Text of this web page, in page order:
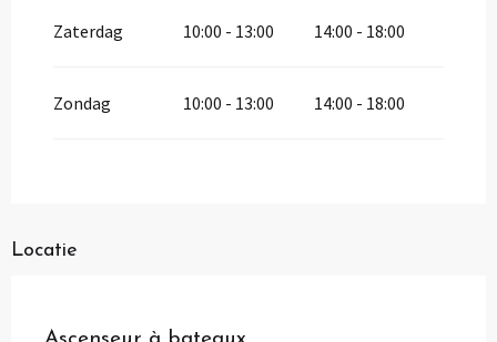
Zaterdag 10:00 - 13:00 14:00 - 18:00
Zondag 10:00 - 13:00 14:00 - 18:00
Locatie